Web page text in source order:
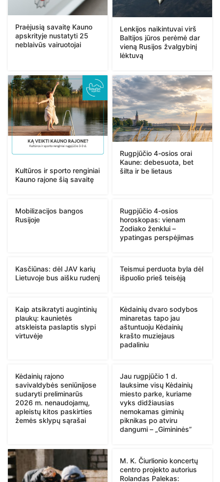
Praėjusią savaitę Kauno
apskrityje nustatyti 25
neblaivūs vairuotojai
Lenkijos naikintuvai virš
Baltijos jūros perėmė dar
vieną Rusijos žvalgybinį
lėktuvą
Kultūros ir sporto renginiai
Kauno rajone šią savaitę
Rugpjūčio 4-osios orai
Kaune: debesuota, bet
šilta ir be lietaus
Mobilizacijos bangos
Rusijoje
Rugpjūčio 4-osios
horoskopas: vienam
Zodiako ženklui –
ypatingas perspėjimas
Kasčiūnas: dėl JAV karių
Lietuvoje bus aišku rudenį
Teismui perduota byla dėl
išpuolio prieš teisėją
Kaip atsikratyti augintinių
plaukų: kaunietės
atskleista paslaptis slypi
virtuvėje
Kėdainių dvaro sodybos
minaretas tapo jau
aštuntuoju Kėdainių
krašto muziejaus
padaliniu
Kėdainių rajono
savivaldybės seniūnijose
sudaryti preliminarūs
2026 m. nenaudojamų,
apleistų kitos paskirties
žemės sklypų sąrašai
Jau rugpjūčio 1 d.
lauksime visų Kėdainių
miesto parke, kuriame
vyks didžiausias
nemokamas giminių
piknikas po atviru
dangumi – „Gimininės”
M. K. Čiurlionio koncertų
centro projekto autorius
Rolandas Palekas: